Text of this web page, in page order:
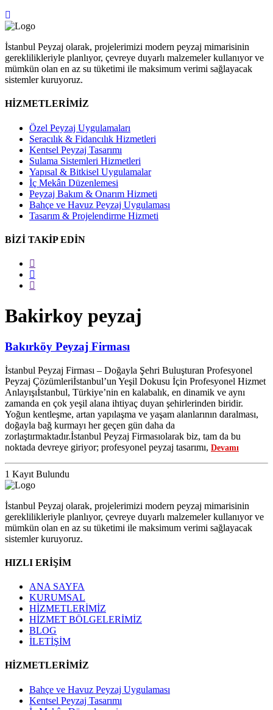
İstanbul Peyzaj olarak, projelerimizi modern peyzaj mimarisinin
gereklilikleriyle planlıyor, çevreye duyarlı malzemeler kullanıyor ve
mümkün olan en az su tüketimi ile maksimum verimi sağlayacak
sistemler kuruyoruz.
HİZMETLERİMİZ
Özel Peyzaj Uygulamaları
Seracılık & Fidancılık Hizmetleri
Kentsel Peyzaj Tasarımı
Sulama Sistemleri Hizmetleri
Yapısal & Bitkisel Uygulamalar
İç Mekân Düzenlemesi
Peyzaj Bakım & Onarım Hizmeti
Bahçe ve Havuz Peyzaj Uygulaması
Tasarım & Projelendirme Hizmeti
BİZİ TAKİP EDİN
Bakirkoy peyzaj
Bakırköy Peyzaj Firması
İstanbul Peyzaj Firması – Doğayla Şehri Buluşturan Profesyonel
Peyzaj Çözümleriİstanbul’un Yeşil Dokusu İçin Profesyonel Hizmet
Anlayışıİstanbul, Türkiye’nin en kalabalık, en dinamik ve aynı
zamanda en çok yeşil alana ihtiyaç duyan şehirlerinden biridir.
Yoğun kentleşme, artan yapılaşma ve yaşam alanlarının daralması,
doğayla bağ kurmayı her geçen gün daha da
zorlaştırmaktadır.İstanbul Peyzaj Firmasıolarak biz, tam da bu
noktada devreye giriyor; profesyonel peyzaj tasarımı, Devamı
1 Kayıt Bulundu
İstanbul Peyzaj olarak, projelerimizi modern peyzaj mimarisinin
gereklilikleriyle planlıyor, çevreye duyarlı malzemeler kullanıyor ve
mümkün olan en az su tüketimi ile maksimum verimi sağlayacak
sistemler kuruyoruz.
HIZLI ERİŞİM
ANA SAYFA
KURUMSAL
HİZMETLERİMİZ
HİZMET BÖLGELERİMİZ
BLOG
İLETİŞİM
HİZMETLERİMİZ
Bahçe ve Havuz Peyzaj Uygulaması
Kentsel Peyzaj Tasarımı